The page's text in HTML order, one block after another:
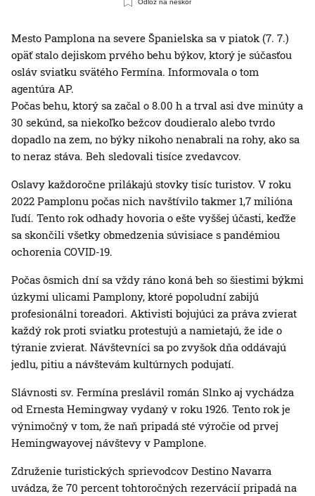
Mesto Pamplona na severe Španielska sa v piatok (7. 7.)
opäť stalo dejiskom prvého behu býkov, ktorý je súčasťou
osláv sviatku svätého Fermína. Informovala o tom
agentúra AP.
Počas behu, ktorý sa začal o 8.00 h a trval asi dve minúty a
30 sekúnd, sa niekoľko bežcov doudieralo alebo tvrdo
dopadlo na zem, no býky nikoho nenabrali na rohy, ako sa
to neraz stáva. Beh sledovali tisíce zvedavcov.
Oslavy každoročne prilákajú stovky tisíc turistov. V roku
2022 Pamplonu počas nich navštívilo takmer 1,7 milióna
ľudí. Tento rok odhady hovoria o ešte vyššej účasti, keďže
sa skončili všetky obmedzenia súvisiace s pandémiou
ochorenia COVID-19.
Počas ôsmich dní sa vždy ráno koná beh so šiestimi býkmi
úzkymi ulicami Pamplony, ktoré popoludní zabijú
profesionálni toreadori. Aktivisti bojujúci za práva zvierat
každý rok proti sviatku protestujú a namietajú, že ide o
týranie zvierat. Návštevníci sa po zvyšok dňa oddávajú
jedlu, pitiu a návštevám kultúrnych podujatí.
Slávnosti sv. Fermína preslávil román Slnko aj vychádza
od Ernesta Hemingway vydaný v roku 1926. Tento rok je
výnimočný v tom, že naň pripadá sté výročie od prvej
Hemingwayovej návštevy v Pamplone.
Združenie turistických sprievodcov Destino Navarra
uvádza, že 70 percent tohtoročných rezervácií pripadá na